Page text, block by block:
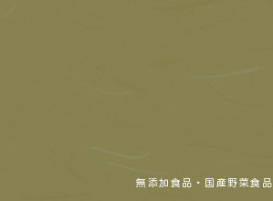
無添加食品・国産野菜食品